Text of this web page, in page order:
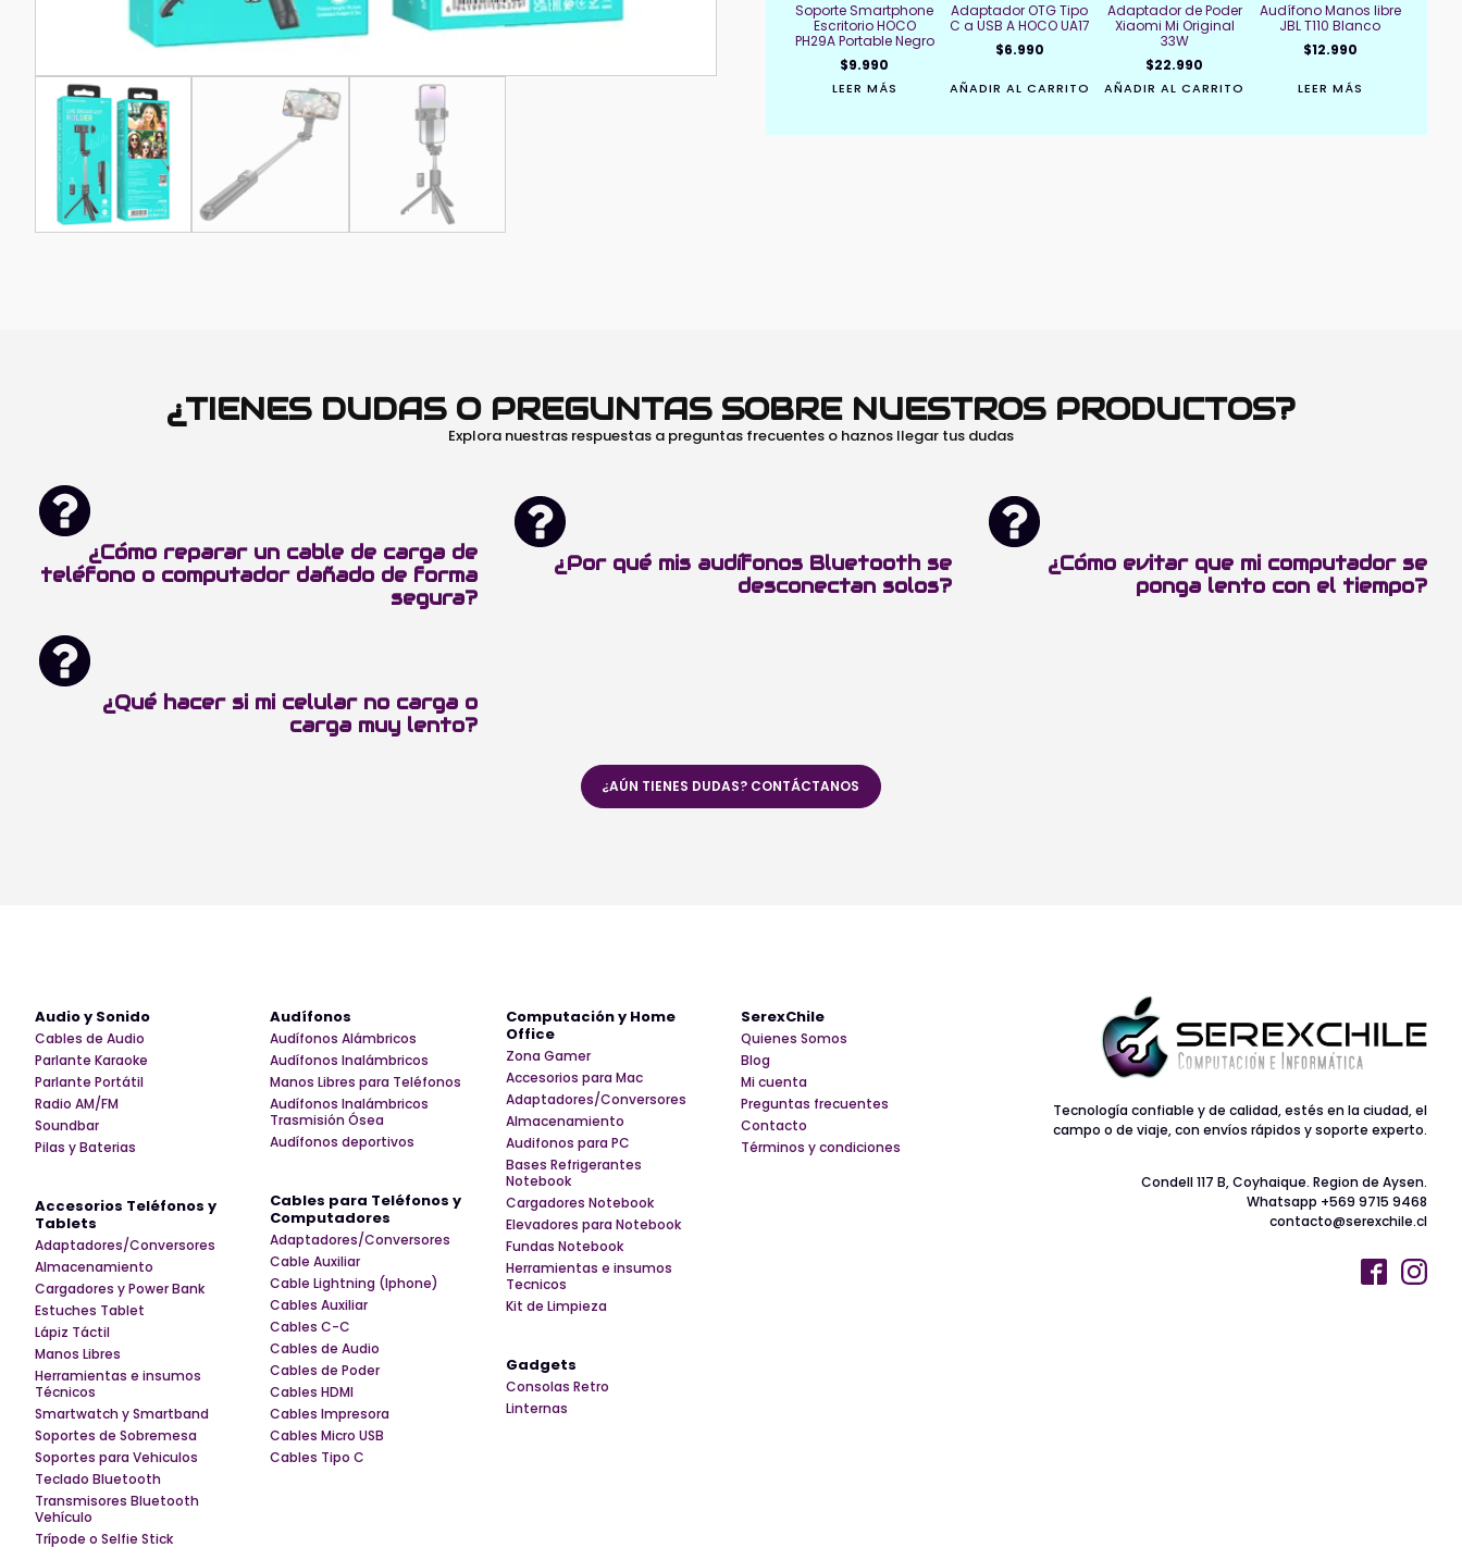
Soporte Smartphone
Escritorio HOCO
PH29A Portable Negro
$9.990
LEER MÁS
Adaptador OTG Tipo
C a USB A HOCO UA17
$6.990
AÑADIR AL CARRITO
Adaptador de Poder
Xiaomi Mi Original
33W
$22.990
AÑADIR AL CARRITO
Audífono Manos libre
JBL T110 Blanco
$12.990
LEER MÁS
¿TIENES DUDAS O PREGUNTAS SOBRE NUESTROS PRODUCTOS?
Explora nuestras respuestas a preguntas frecuentes o haznos llegar tus dudas
¿Cómo reparar un cable de carga de
teléfono o computador dañado de forma
segura?
¿Por qué mis audífonos Bluetooth se
desconectan solos?
¿Cómo evitar que mi computador se
ponga lento con el tiempo?
¿Qué hacer si mi celular no carga o
carga muy lento?
¿AÚN TIENES DUDAS? CONTÁCTANOS
Audio y Sonido
Cables de Audio
Parlante Karaoke
Parlante Portátil
Radio AM/FM
Soundbar
Pilas y Baterias
Accesorios Teléfonos y
Tablets
Adaptadores/Conversores
Almacenamiento
Cargadores y Power Bank
Estuches Tablet
Lápiz Táctil
Manos Libres
Herramientas e insumos
Técnicos
Smartwatch y Smartband
Soportes de Sobremesa
Soportes para Vehiculos
Teclado Bluetooth
Transmisores Bluetooth
Vehículo
Trípode o Selfie Stick
Audífonos
Audífonos Alámbricos
Audífonos Inalámbricos
Manos Libres para Teléfonos
Audífonos Inalámbricos
Trasmisión Ósea
Audífonos deportivos
Cables para Teléfonos y
Computadores
Adaptadores/Conversores
Cable Auxiliar
Cable Lightning (Iphone)
Cables Auxiliar
Cables C-C
Cables de Audio
Cables de Poder
Cables HDMI
Cables Impresora
Cables Micro USB
Cables Tipo C
Computación y Home
Office
Zona Gamer
Accesorios para Mac
Adaptadores/Conversores
Almacenamiento
Audifonos para PC
Bases Refrigerantes
Notebook
Cargadores Notebook
Elevadores para Notebook
Fundas Notebook
Herramientas e insumos
Tecnicos
Kit de Limpieza
Gadgets
Consolas Retro
Linternas
SerexChile
Quienes Somos
Blog
Mi cuenta
Preguntas frecuentes
Contacto
Términos y condiciones
Tecnología confiable y de calidad, estés en la ciudad, el
campo o de viaje, con envíos rápidos y soporte experto.
Condell 117 B, Coyhaique. Region de Aysen.
Whatsapp +569 9715 9468
contacto@serexchile.cl